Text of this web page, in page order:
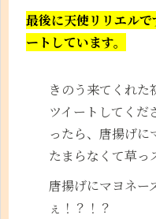
最後に天使リリエル
ートしています。
きのう来てくれた
ツイートしてくだ
ったら、唐揚げに
たまらなくて草
唐揚げにマヨネー
ぇ！？！？